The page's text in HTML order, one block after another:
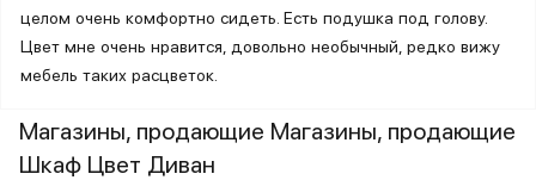
целом очень комфортно сидеть. Есть подушка под голову.
Цвет мне очень нравится, довольно необычный, редко вижу
мебель таких расцветок.
Магазины, продающие Магазины, продающие
Шкаф Цвет Диван